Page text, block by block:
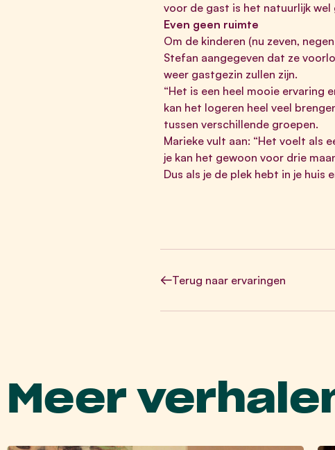
voor de gast is het natuurlijk wel
Even geen ruimte
Om de kinderen (nu zeven,
Stefan aangegeven dat ze
weer gastgezin zullen zijn.
“Het is een heel mooie ervaring
kan het logeren heel veel
tussen verschillende groepen.
Marieke vult aan: “Het voelt als
je kan het gewoon voor drie
Dus als je de plek hebt in je huis
Terug naar ervaringen
Meer